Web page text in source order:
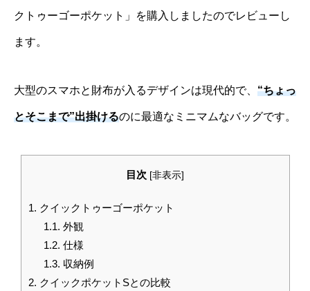
クトゥーゴーポケット」を購入しましたのでレビューし
ます。
大型のスマホと財布が入るデザインは現代的で、 “ちょっ
とそこまで”出掛けるのに最適なミニマムなバッグです。
目次 [非表示]
1. クイックトゥーゴーポケット
1.1. 外観
1.2. 仕様
1.3. 収納例
2. クイックポケットSとの比較